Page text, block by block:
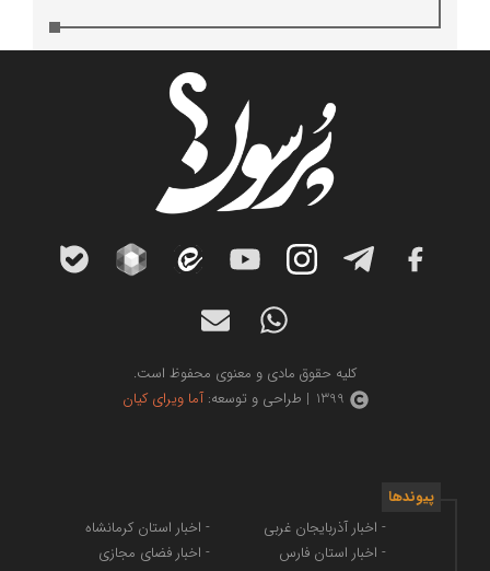
کلیه حقوق مادی و معنوی محفوظ است.
1399 | طراحی و توسعه:
آما ویرای کیان
پیوندها
- اخبار آذربایجان غربی
- اخبار استان فارس
- اخبار استان کرمانشاه
- اخبار فضای مجازی